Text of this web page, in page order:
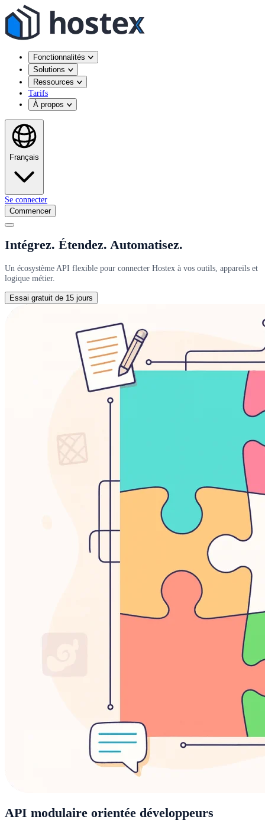
Fonctionnalités
Solutions
Ressources
Tarifs
À propos
Français
Se connecter
Commencer
Intégrez. Étendez. Automatisez.
Un écosystème API flexible pour connecter Hostex à vos outils, appareils et
logique métier.
Essai gratuit de 15 jours
API modulaire orientée développeurs